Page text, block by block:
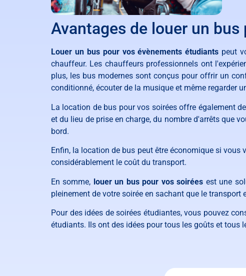
Avantages de louer un bus
Louer un bus pour vos évènements étudiants peut
chauffeur. Les chauffeurs professionnels ont
plus, les bus modernes sont conçus pour offrir un
conditionné, écouter de la musique et même regarder
La location de bus pour vos soirées offre également
et du lieu de prise en charge, du nombre d'arrêts que
bord.
Enfin, la location de bus peut être économique si
considérablement le coût du transport.
En somme, louer un bus pour vos soirées est une
pleinement de votre soirée en sachant que le
Pour des idées de soirées étudiantes, vous pouvez
étudiants. Ils ont des idées pour tous les goûts et tous